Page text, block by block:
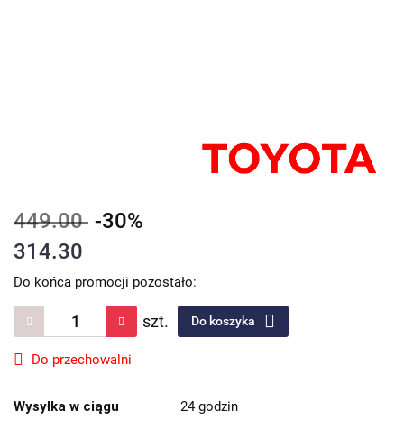
449.00 -30%
314.30
Do końca promocji pozostało:
szt. Do koszyka
Do przechowalni
Wysyłka w ciągu 24 godzin